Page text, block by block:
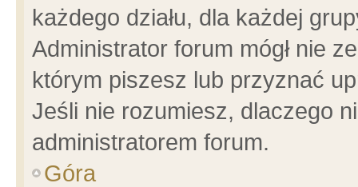
każdego działu, dla każdej
Administrator forum mógł nie
którym piszesz lub przyznać
Jeśli nie rozumiesz, dlaczego
administratorem forum.
Góra